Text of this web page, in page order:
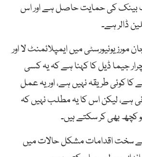
بینک کی حمایت حاصل ہے اور اس
مورز یونیورسٹی میں ایمپلائمنٹ لا اور
جیما ڈیل کا کہنا ہے کہ یہ کسی
کا کوئی طریقہ نہیں ہے، اور یہ عمل
ہے، لیکن اس کا یہ مطلب نہیں کہ
کچھ بھی کر سکتے ہیں۔
سخت اقدامات مشکل حالات میں